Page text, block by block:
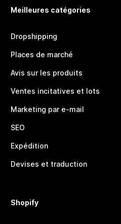
Meilleures catégories
Dropshipping
Places de marché
Avis sur les produits
Ventes incitatives et lots
Marketing par e-mail
SEO
Expédition
Devises et traduction
Shopify